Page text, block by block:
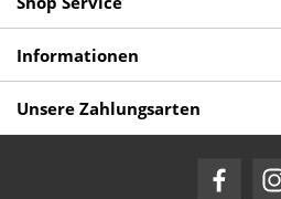
Informationen
Unsere Zahlungsarten